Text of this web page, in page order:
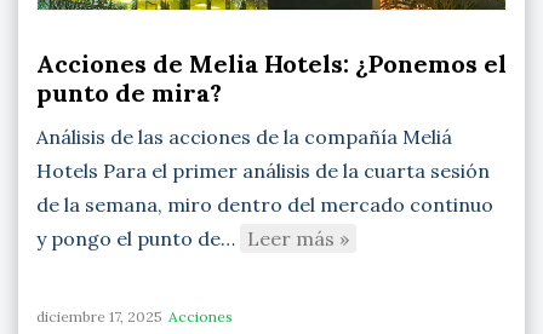
Acciones de Melia Hotels: ¿Ponemos el
punto de mira?
Análisis de las acciones de la compañía Meliá
Hotels Para el primer análisis de la cuarta sesión
de la semana, miro dentro del mercado continuo
y pongo el punto de… Leer más »
diciembre 17, 2025 Acciones